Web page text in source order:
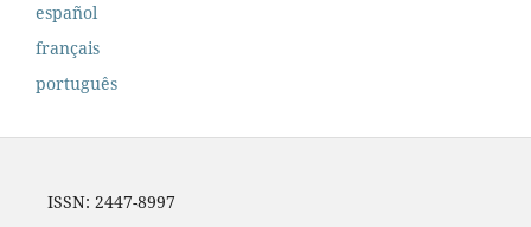
español
français
português
ISSN: 2447-8997